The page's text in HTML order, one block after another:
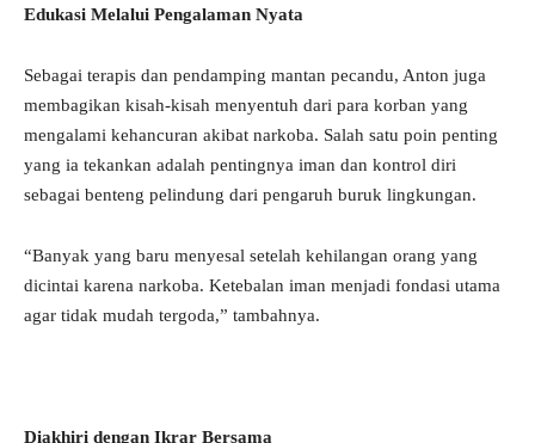
Edukasi Melalui Pengalaman Nyata
Sebagai terapis dan pendamping mantan pecandu, Anton juga
membagikan kisah-kisah menyentuh dari para korban yang
mengalami kehancuran akibat narkoba. Salah satu poin penting
yang ia tekankan adalah pentingnya iman dan kontrol diri
sebagai benteng pelindung dari pengaruh buruk lingkungan.
“Banyak yang baru menyesal setelah kehilangan orang yang
dicintai karena narkoba. Ketebalan iman menjadi fondasi utama
agar tidak mudah tergoda,” tambahnya.
Diakhiri dengan Ikrar Bersama